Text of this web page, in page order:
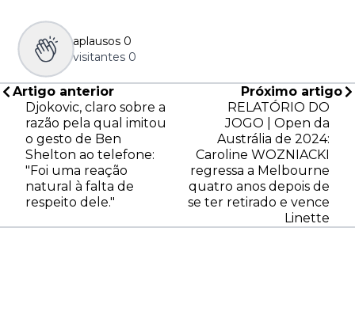
aplausos 0
visitantes 0
Artigo anterior
Djokovic, claro sobre a
razão pela qual imitou
o gesto de Ben
Shelton ao telefone:
"Foi uma reação
natural à falta de
respeito dele."
Próximo artigo
RELATÓRIO DO
JOGO | Open da
Austrália de 2024:
Caroline WOZNIACKI
regressa a Melbourne
quatro anos depois de
se ter retirado e vence
Linette